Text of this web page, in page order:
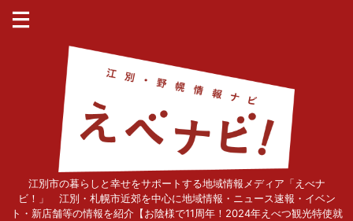
江別市の暮らしと幸せをサポートする地域情報メディア「えべナ
ビ！」 江別・札幌市近郊を中心に地域情報・ニュース速報・イベン
ト・新店舗等の情報を紹介【お陰様で11周年！2024年えべつ観光特使就